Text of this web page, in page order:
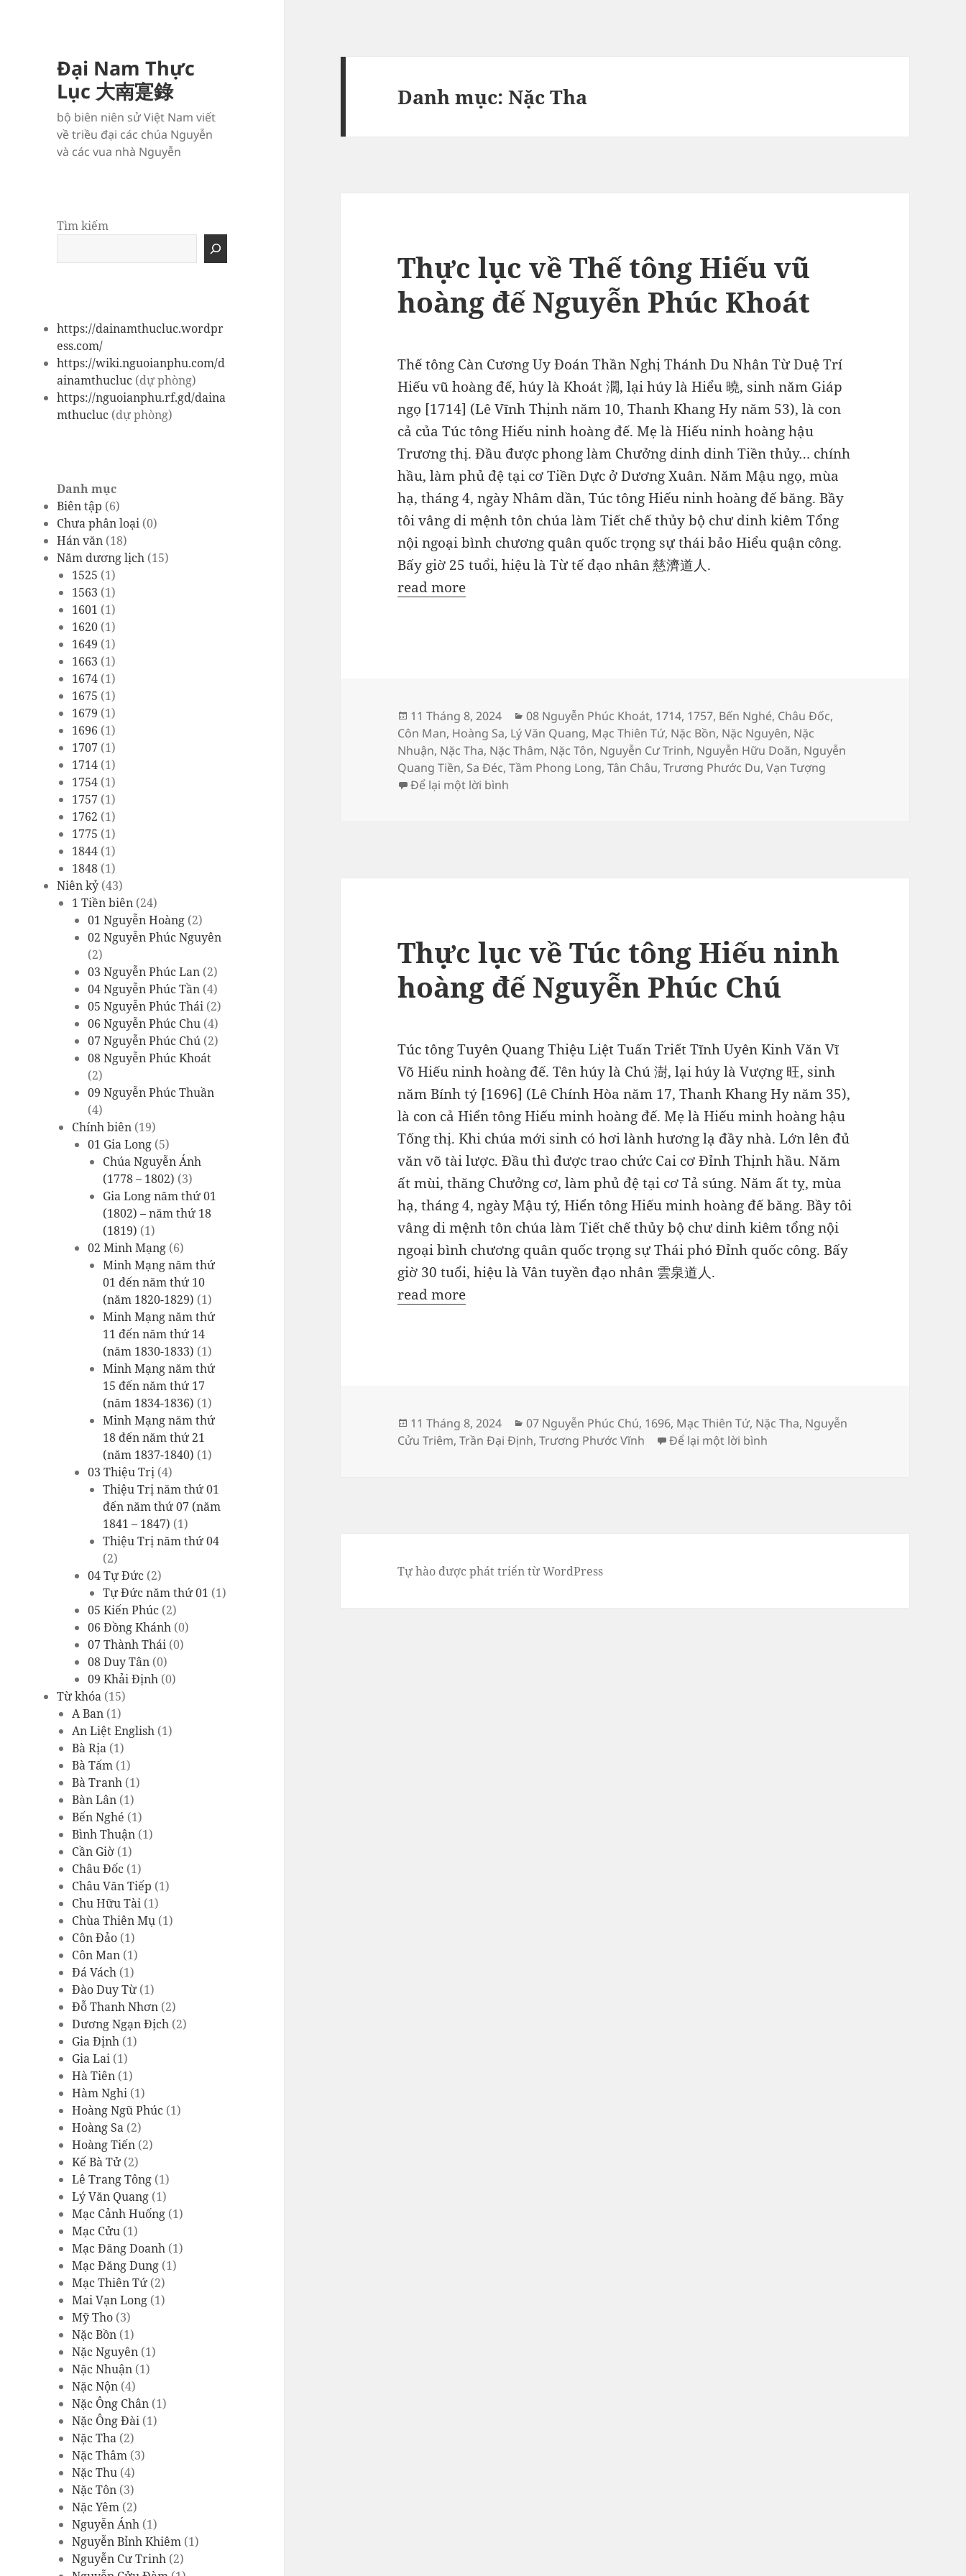
Đại Nam Thực
Lục 大南寔錄
bộ biên niên sử Việt Nam viết
về triều đại các chúa Nguyễn
và các vua nhà Nguyễn
Tìm kiếm
https://dainamthucluc.wordpr
ess.com/
https://wiki.nguoianphu.com/d
ainamthucluc (dự phòng)
https://nguoianphu.rf.gd/daina
mthucluc (dự phòng)
Danh mục
Biên tập (6)
Chưa phân loại (0)
Hán văn (18)
Năm dương lịch (15)
1525 (1)
1563 (1)
1601 (1)
1620 (1)
1649 (1)
1663 (1)
1674 (1)
1675 (1)
1679 (1)
1696 (1)
1707 (1)
1714 (1)
1754 (1)
1757 (1)
1762 (1)
1775 (1)
1844 (1)
1848 (1)
Niên kỷ (43)
1 Tiền biên (24)
01 Nguyễn Hoàng(2)
02 Nguyễn Phúc Nguyên
(2)
03 Nguyễn Phúc Lan(2)
04 Nguyễn Phúc Tần(4)
05 Nguyễn Phúc Thái(2)
06 Nguyễn Phúc Chu(4)
07 Nguyễn Phúc Chú(2)
08 Nguyễn Phúc Khoát
(2)
09 Nguyễn Phúc Thuần
(4)
Chính biên (19)
01 Gia Long(5)
Chúa Nguyễn Ánh
(1778 – 1802) (3)
Gia Long năm thứ 01
(1802) – năm thứ 18
(1819) (1)
02 Minh Mạng(6)
Minh Mạng năm thứ
01 đến năm thứ 10
(năm 1820-1829) (1)
Minh Mạng năm thứ
11 đến năm thứ 14
(năm 1830-1833) (1)
Minh Mạng năm thứ
15 đến năm thứ 17
(năm 1834-1836) (1)
Minh Mạng năm thứ
18 đến năm thứ 21
(năm 1837-1840) (1)
03 Thiệu Trị(4)
Thiệu Trị năm thứ 01
đến năm thứ 07 (năm
1841 – 1847) (1)
Thiệu Trị năm thứ 04
(2)
04 Tự Đức(2)
Tự Đức năm thứ 01 (1)
05 Kiến Phúc(2)
06 Đồng Khánh(0)
07 Thành Thái(0)
08 Duy Tân(0)
09 Khải Định(0)
Từ khóa (15)
A Ban (1)
An Liệt English (1)
Bà Rịa (1)
Bà Tấm (1)
Bà Tranh (1)
Bàn Lân (1)
Bến Nghé (1)
Bình Thuận (1)
Cần Giờ (1)
Châu Đốc (1)
Châu Văn Tiếp (1)
Chu Hữu Tài (1)
Chùa Thiên Mụ (1)
Côn Đảo (1)
Côn Man (1)
Đá Vách (1)
Đào Duy Từ (1)
Đỗ Thanh Nhơn (2)
Dương Ngạn Địch (2)
Gia Định (1)
Gia Lai (1)
Hà Tiên (1)
Hàm Nghi (1)
Hoàng Ngũ Phúc (1)
Hoàng Sa (2)
Hoàng Tiến (2)
Kế Bà Tử (2)
Lê Trang Tông (1)
Lý Văn Quang (1)
Mạc Cảnh Huống (1)
Mạc Cửu (1)
Mạc Đăng Doanh (1)
Mạc Đăng Dung (1)
Mạc Thiên Tứ (2)
Mai Vạn Long (1)
Mỹ Tho (3)
Nặc Bồn (1)
Nặc Nguyên (1)
Nặc Nhuận (1)
Nặc Nộn (4)
Nặc Ông Chân (1)
Nặc Ông Đài (1)
Nặc Tha (2)
Nặc Thâm (3)
Nặc Thu (4)
Nặc Tôn (3)
Nặc Yêm (2)
Nguyễn Ánh (1)
Nguyễn Bỉnh Khiêm (1)
Nguyễn Cư Trinh (2)
Danh mục:Nặc Tha
Thực lục về Thế tông Hiếu vũ
hoàng đế Nguyễn Phúc Khoát
Thế tông Càn Cương Uy Đoán Thần Nghị Thánh Du Nhân Từ Duệ Trí
Hiếu vũ hoàng đế, húy là Khoát 濶, lại húy là Hiểu 曉, sinh năm Giáp
ngọ [1714] (Lê Vĩnh Thịnh năm 10, Thanh Khang Hy năm 53), là con
cả của Túc tông Hiếu ninh hoàng đế. Mẹ là Hiếu ninh hoàng hậu
Trương thị. Đầu được phong làm Chưởng dinh dinh Tiền thủy… chính
hầu, làm phủ đệ tại cơ Tiền Dực ở Dương Xuân. Năm Mậu ngọ, mùa
hạ, tháng 4, ngày Nhâm dần, Túc tông Hiếu ninh hoàng đế băng. Bầy
tôi vâng di mệnh tôn chúa làm Tiết chế thủy bộ chư dinh kiêm Tổng
nội ngoại bình chương quân quốc trọng sự thái bảo Hiểu quận công.
Bấy giờ 25 tuổi, hiệu là Từ tế đạo nhân 慈濟道人.
read more
Đăng
vào
ngày
11 Tháng 8, 2024
Danh
mục
08 Nguyễn Phúc Khoát, 1714, 1757, Bến Nghé, Châu Đốc,
Côn Man, Hoàng Sa, Lý Văn Quang, Mạc Thiên Tứ, Nặc Bồn, Nặc Nguyên, Nặc
Nhuận, Nặc Tha, Nặc Thâm, Nặc Tôn, Nguyễn Cư Trinh, Nguyễn Hữu Doãn, Nguyễn
Quang Tiền, Sa Đéc,Tầm Phong Long,Tân Châu,Trương Phước Du,Vạn Tượng
Để lại một lời bình
Thực lục về Túc tông Hiếu ninh
hoàng đế Nguyễn Phúc Chú
Túc tông Tuyên Quang Thiệu Liệt Tuấn Triết Tĩnh Uyên Kinh Văn Vĩ
Võ Hiếu ninh hoàng đế. Tên húy là Chú 澍, lại húy là Vượng 旺, sinh
năm Bính tý [1696] (Lê Chính Hòa năm 17, Thanh Khang Hy năm 35),
là con cả Hiển tông Hiếu minh hoàng đế. Mẹ là Hiếu minh hoàng hậu
Tống thị. Khi chúa mới sinh có hơi lành hương lạ đầy nhà. Lớn lên đủ
văn võ tài lược. Đầu thì được trao chức Cai cơ Đỉnh Thịnh hầu. Năm
ất mùi, thăng Chưởng cơ, làm phủ đệ tại cơ Tả súng. Năm ất tỵ, mùa
hạ, tháng 4, ngày Mậu tý, Hiển tông Hiếu minh hoàng đế băng. Bầy tôi
vâng di mệnh tôn chúa làm Tiết chế thủy bộ chư dinh kiêm tổng nội
ngoại bình chương quân quốc trọng sự Thái phó Đỉnh quốc công. Bấy
giờ 30 tuổi, hiệu là Vân tuyền đạo nhân 雲泉道人.
read more
Đăng
vào
11 Tháng 8, 2024
Danh
mục
07 Nguyễn Phúc Chú, 1696, Mạc Thiên Tứ, Nặc Tha, Nguyễn
Cửu Triêm,Trần Đại Định,Trương Phước Vĩnh Để lại một lời bình
Tự hào được phát triển từ WordPress